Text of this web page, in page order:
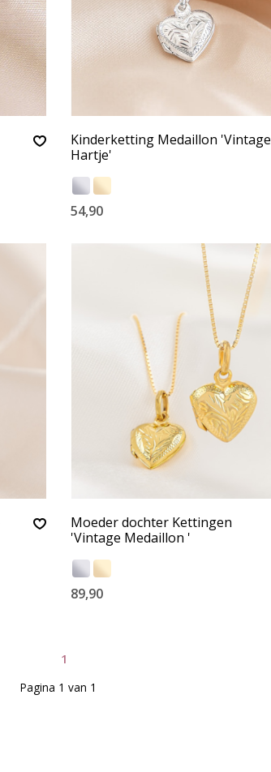
Kinderketting Medaillon 'Vintage
Hartje'
54,90
Moeder dochter Kettingen
'Vintage Medaillon '
89,90
1
Pagina 1 van 1